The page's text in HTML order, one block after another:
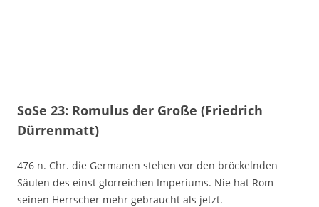
SoSe 23: Romulus der Große (Friedrich
Dürrenmatt)
476 n. Chr. die Germanen stehen vor den bröckelnden
Säulen des einst glorreichen Imperiums. Nie hat Rom
seinen Herrscher mehr gebraucht als jetzt.